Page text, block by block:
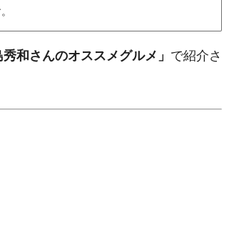
秀和さんのオススメグルメ」 で紹介さ